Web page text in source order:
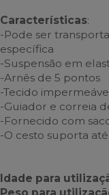
Características:
-Pode ser
específica
-Suspensão em
-Arnês de 5 pontos
-Tecido
-Guiador e correia
-Fornecido com
-O cesto suporta
Idade para